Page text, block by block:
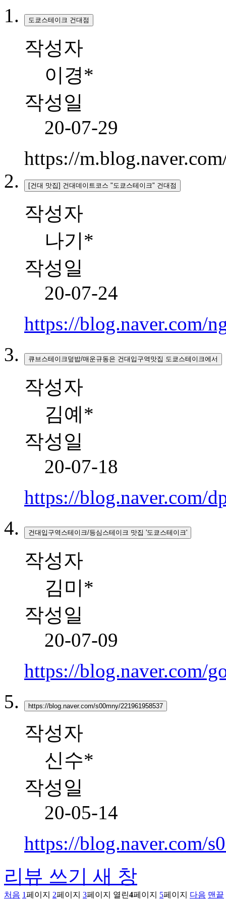
도쿄스테이크 건대점
작성자
이경*
작성일
20-07-29
https://
[건대 맛집] 건대데이트코스 "도쿄스테이크" 건대점
작성자
나기*
작성일
20-07-24
https://blog.naver.com/
큐브스테이크덮밥/매운규동은 건대입구역맛집 도쿄스테이크에서
작성자
김예*
작성일
20-07-18
https://blog.naver.com/
건대입구역스테이크/등심스테이크 맛집 '도쿄스테이크'
작성자
김미*
작성일
20-07-09
https://blog.naver.com/
https://blog.naver.com/s00mny/221961958537
작성자
신수*
작성일
20-05-14
https://blog.naver.com/
리뷰 쓰기 새 창
처음 1페이지 2페이지 3페이지 열린4페이지 5페이지 다음 맨끝